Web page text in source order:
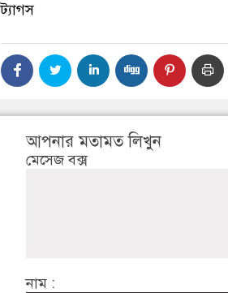
ট্যাগস
আপনার মতামত লিখুন
মেসেজ বক্স
নাম :